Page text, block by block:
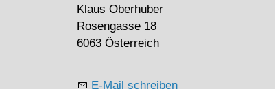
Klaus Oberhuber
Rosengasse 18
6063 Österreich
E-Mail schreiben